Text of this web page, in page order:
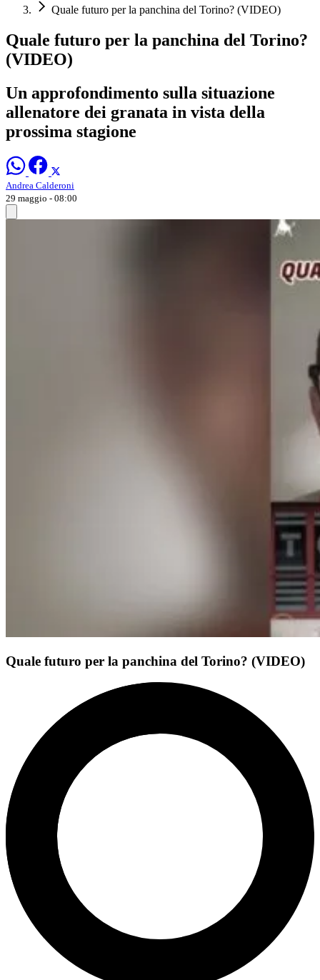
Quale futuro per la panchina del Torino? (VIDEO)
Quale futuro per la panchina del Torino?
(VIDEO)
Un approfondimento sulla situazione
allenatore dei granata in vista della
prossima stagione
Andrea Calderoni
29 maggio - 08:00
Quale futuro per la panchina del Torino? (VIDEO)